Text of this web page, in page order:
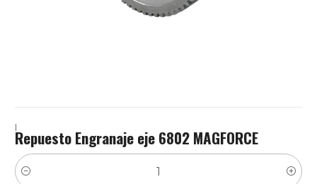
|
Repuesto Engranaje eje 6802 MAGFORCE
Cantidad